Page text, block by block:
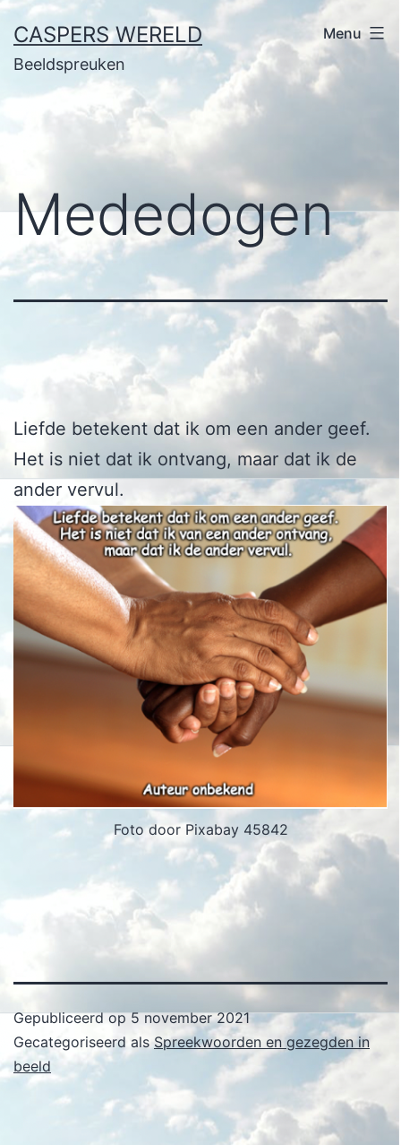
Ga
naar
de
CASPERS WERELD
Beeldspreuken
Menu
Mededogen
Liefde betekent dat ik om een ander geef.
Het is niet dat ik ontvang, maar dat ik de
ander vervul.
Foto door Pixabay 45842
Gepubliceerd op5 november 2021
Gecategoriseerd als Spreekwoorden en gezegden in
beeld